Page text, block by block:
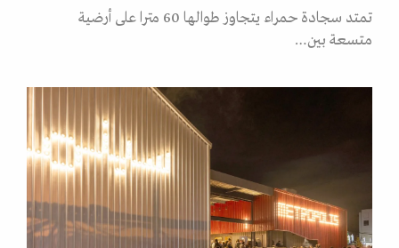
تمتد سجادة حمراء يتجاوز طوالها 60 مترا على أرضية
متسعة بين…